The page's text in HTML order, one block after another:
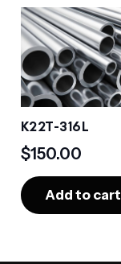
K22T-316L
$150.00
Add to cart